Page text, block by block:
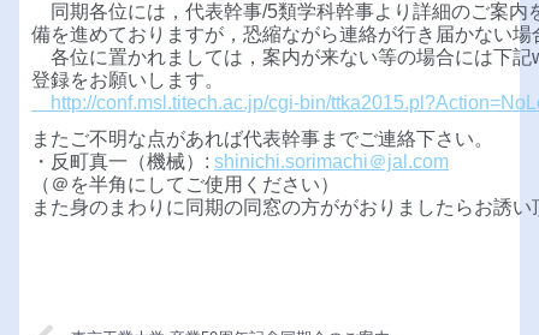
同期各位には，代表幹事/5類学科幹事より詳細のご案内
備を進めておりますが，恐縮ながら連絡が行き届かない場
各位に置かれましては，案内が来ない等の場合には下記
登録をお願いします。
http://conf.msl.titech.ac.jp/cgi-bin/
またご不明な点があれば代表幹事までご連絡下さい。
・反町真一（機械）: shinichi.sorimachi＠jal.com
（＠を半角にしてご使用ください）
また身のまわりに同期の同窓の方ががおりましたらお誘